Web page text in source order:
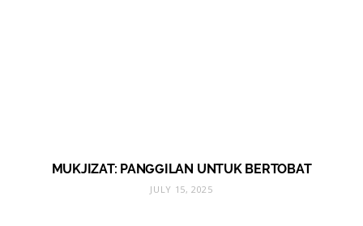
MUKJIZAT: PANGGILAN UNTUK BERTOBAT
JULY 15, 2025